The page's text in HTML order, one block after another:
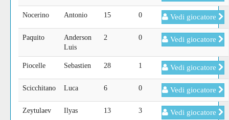
Nocerino Antonio 15 0 Vedi giocatore
Paquito
Anderson
Luis
2 0 Vedi giocatore
Piocelle Sebastien 28 1 Vedi giocatore
Scicchitano Luca 6 0 Vedi giocatore
Zeytulaev Ilyas 13 3 Vedi giocatore